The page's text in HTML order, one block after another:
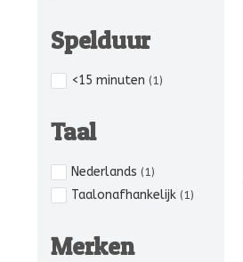
Spelduur
<15 minuten (1)
Taal
Nederlands (1)
Taalonafhankelijk (1)
Merken